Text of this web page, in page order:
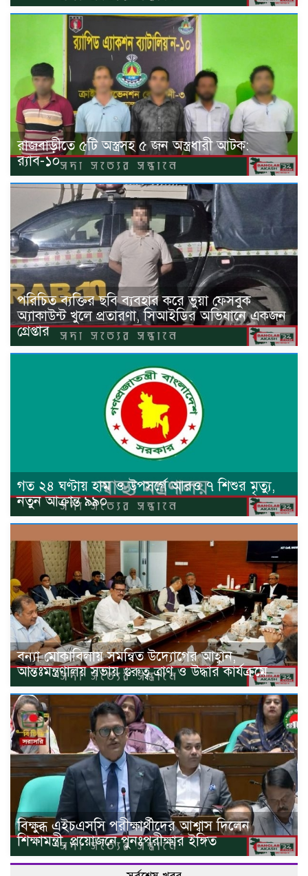
রাজবাড়ীতে ৫টি অস্ত্রসহ ৫ জন অস্ত্রধারী আটক:
র‍্যাব-১০
পরিচিত ব্যক্তির ছবি ব্যবহার করে ভুয়া ফেসবুক
অ্যাকাউন্ট খুলে প্রতারণা, সিআইডির অভিযানে একজন
গ্রেপ্তার
গত ২৪ ঘণ্টায় হাম ও উপসর্গে আরও ৭ শিশুর মৃত্যু,
নতুন আক্রান্ত ৯৯০
বন্যা মোকাবিলায় সমন্বিত উদ্যোগের আহ্বান,
আন্তঃমন্ত্রণালয় সভায় গুরুত্ব ত্রাণ ও উদ্ধার কার্যক্রমে
বিক্ষুব্ধ এইচএসসি পরীক্ষার্থীদের আশ্বাস দিলেন
শিক্ষামন্ত্রী, প্রয়োজনে পুনঃপরীক্ষার ইঙ্গিত